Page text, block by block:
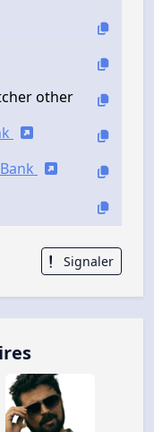
other
Signaler